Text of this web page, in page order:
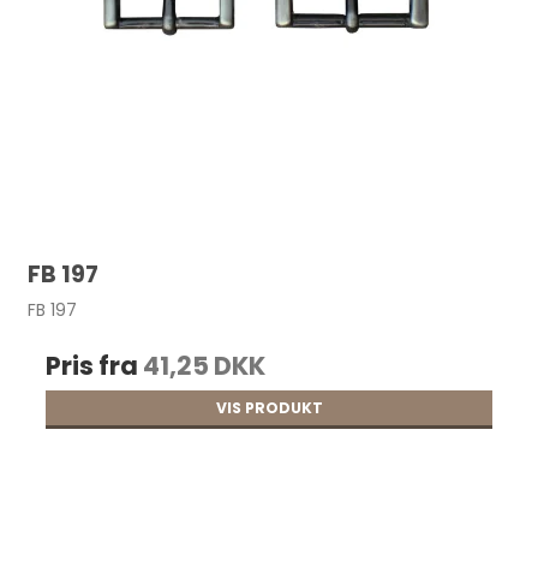
FB 197
FB 197
Pris fra 41,25 DKK
VIS PRODUKT